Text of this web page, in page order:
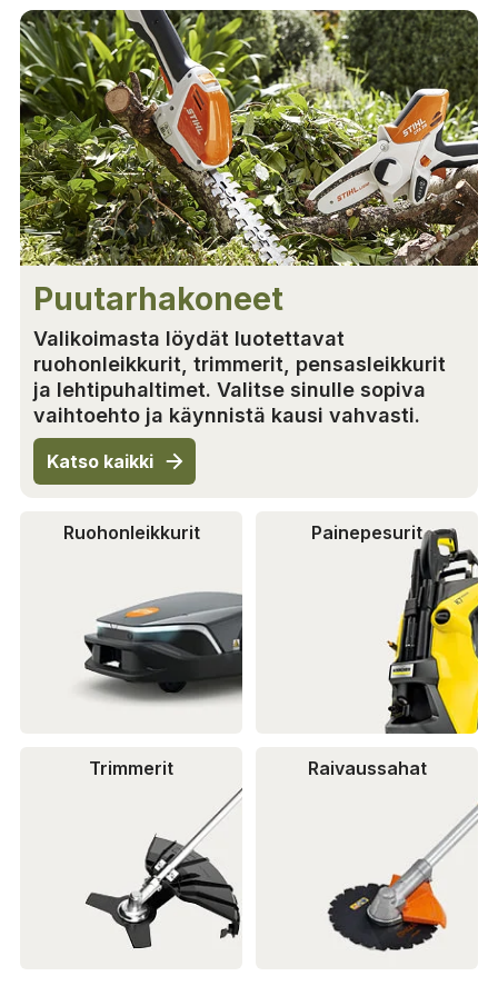
Puutarhakoneet
Valikoimasta löydät luotettavat
ruohonleikkurit, trimmerit, pensasleikkurit
ja lehtipuhaltimet. Valitse sinulle sopiva
vaihtoehto ja käynnistä kausi vahvasti.
Katso kaikki
Ruohonleikkurit Painepesurit
Trimmerit Raivaussahat